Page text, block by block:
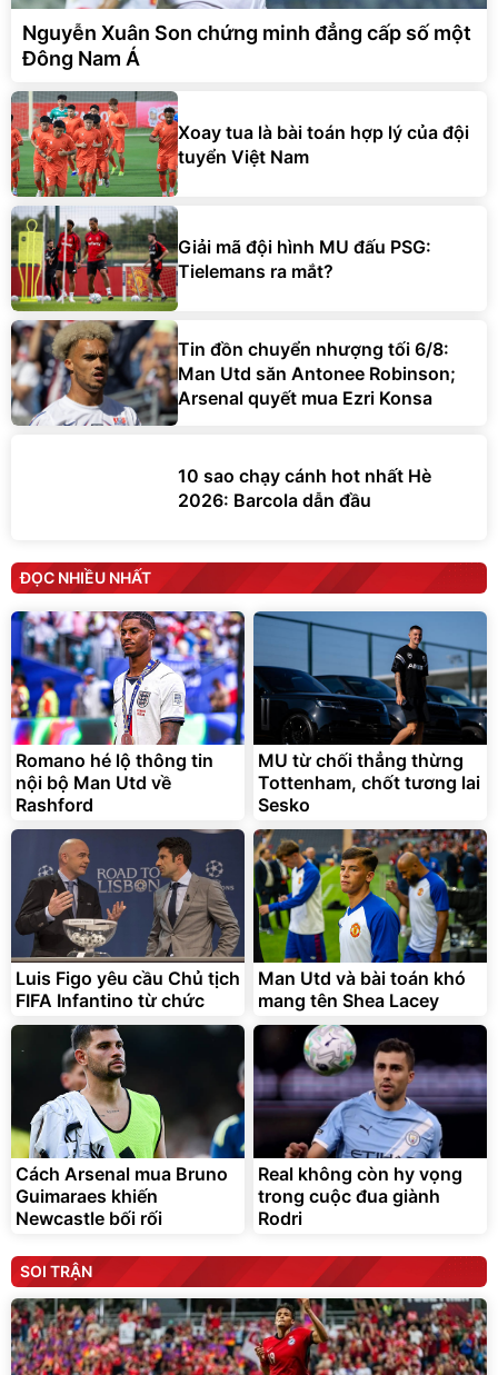
Nguyễn Xuân Son chứng minh đẳng cấp số một
Đông Nam Á
Xoay tua là bài toán hợp lý của đội
tuyển Việt Nam
Giải mã đội hình MU đấu PSG:
Tielemans ra mắt?
Tin đồn chuyển nhượng tối 6/8:
Man Utd săn Antonee Robinson;
Arsenal quyết mua Ezri Konsa
10 sao chạy cánh hot nhất Hè
2026: Barcola dẫn đầu
ĐỌC NHIỀU NHẤT
Romano hé lộ thông tin
nội bộ Man Utd về
Rashford
MU từ chối thẳng thừng
Tottenham, chốt tương lai
Sesko
Luis Figo yêu cầu Chủ tịch
FIFA Infantino từ chức
Man Utd và bài toán khó
mang tên Shea Lacey
Cách Arsenal mua Bruno
Guimaraes khiến
Newcastle bối rối
Real không còn hy vọng
trong cuộc đua giành
Rodri
SOI TRẬN